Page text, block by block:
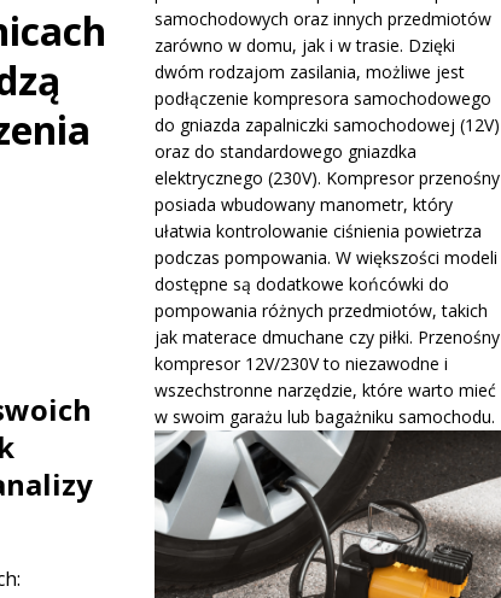
i ucieka w mistrzostwach
WIADOMOŚCI
i pierwsze wrażenia z jazdy testowej
samochodowych oraz innych przedmiotów
zarówno w domu, jak i w trasie. Dzięki
dwóm rodzajom zasilania, możliwe jest
podłączenie kompresora samochodowego
do gniazda zapalniczki samochodowej (12V)
oraz do standardowego gniazdka
elektrycznego (230V). Kompresor przenośny
posiada wbudowany manometr, który
ułatwia kontrolowanie ciśnienia powietrza
podczas pompowania. W większości modeli
dostępne są dodatkowe końcówki do
pompowania różnych przedmiotów, takich
jak materace dmuchane czy piłki. Przenośny
kompresor 12V/230V to niezawodne i
wszechstronne narzędzie, które warto mieć
w swoim garażu lub bagażniku samochodu.